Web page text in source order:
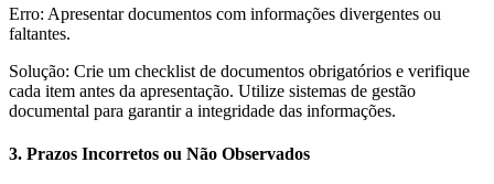
Erro: Apresentar documentos com informações divergentes ou
faltantes.
Solução: Crie um checklist de documentos obrigatórios e verifique
cada item antes da apresentação. Utilize sistemas de gestão
documental para garantir a integridade das informações.
3. Prazos Incorretos ou Não Observados